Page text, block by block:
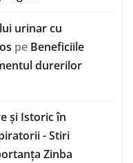
urinar cu
pe Beneficiile
durerilor
și Istoric în
- Stiri
Zinba